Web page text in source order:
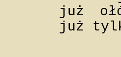
już
już